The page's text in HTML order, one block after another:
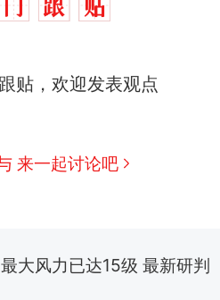
贴，欢迎发表观点
来一起讨论吧
王”称号，仅凭视频评出？
，笔试前13名均遭淘汰？
孩，因老师一句“跟我回家